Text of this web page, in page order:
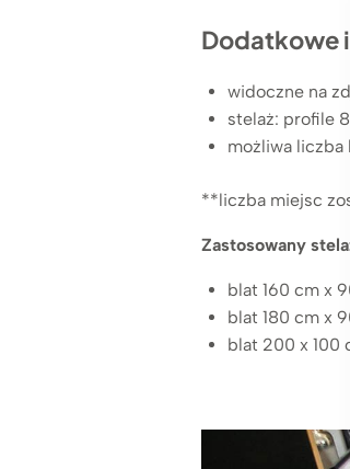
Dodatkowe
widoczne na
stelaż: profile
możliwa liczba
**liczba miejsc
Zastosowany
blat 160 cm x
blat 180 cm x
blat 200 x 100